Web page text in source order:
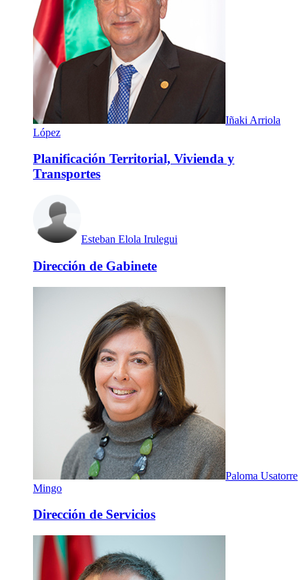
Iñaki Arriola
López
Planificación Territorial, Vivienda y
Transportes
Esteban Elola Irulegui
Dirección de Gabinete
Paloma Usatorre
Mingo
Dirección de Servicios